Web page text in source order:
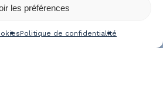
les préférences
Politique de confidentialité
youtube email